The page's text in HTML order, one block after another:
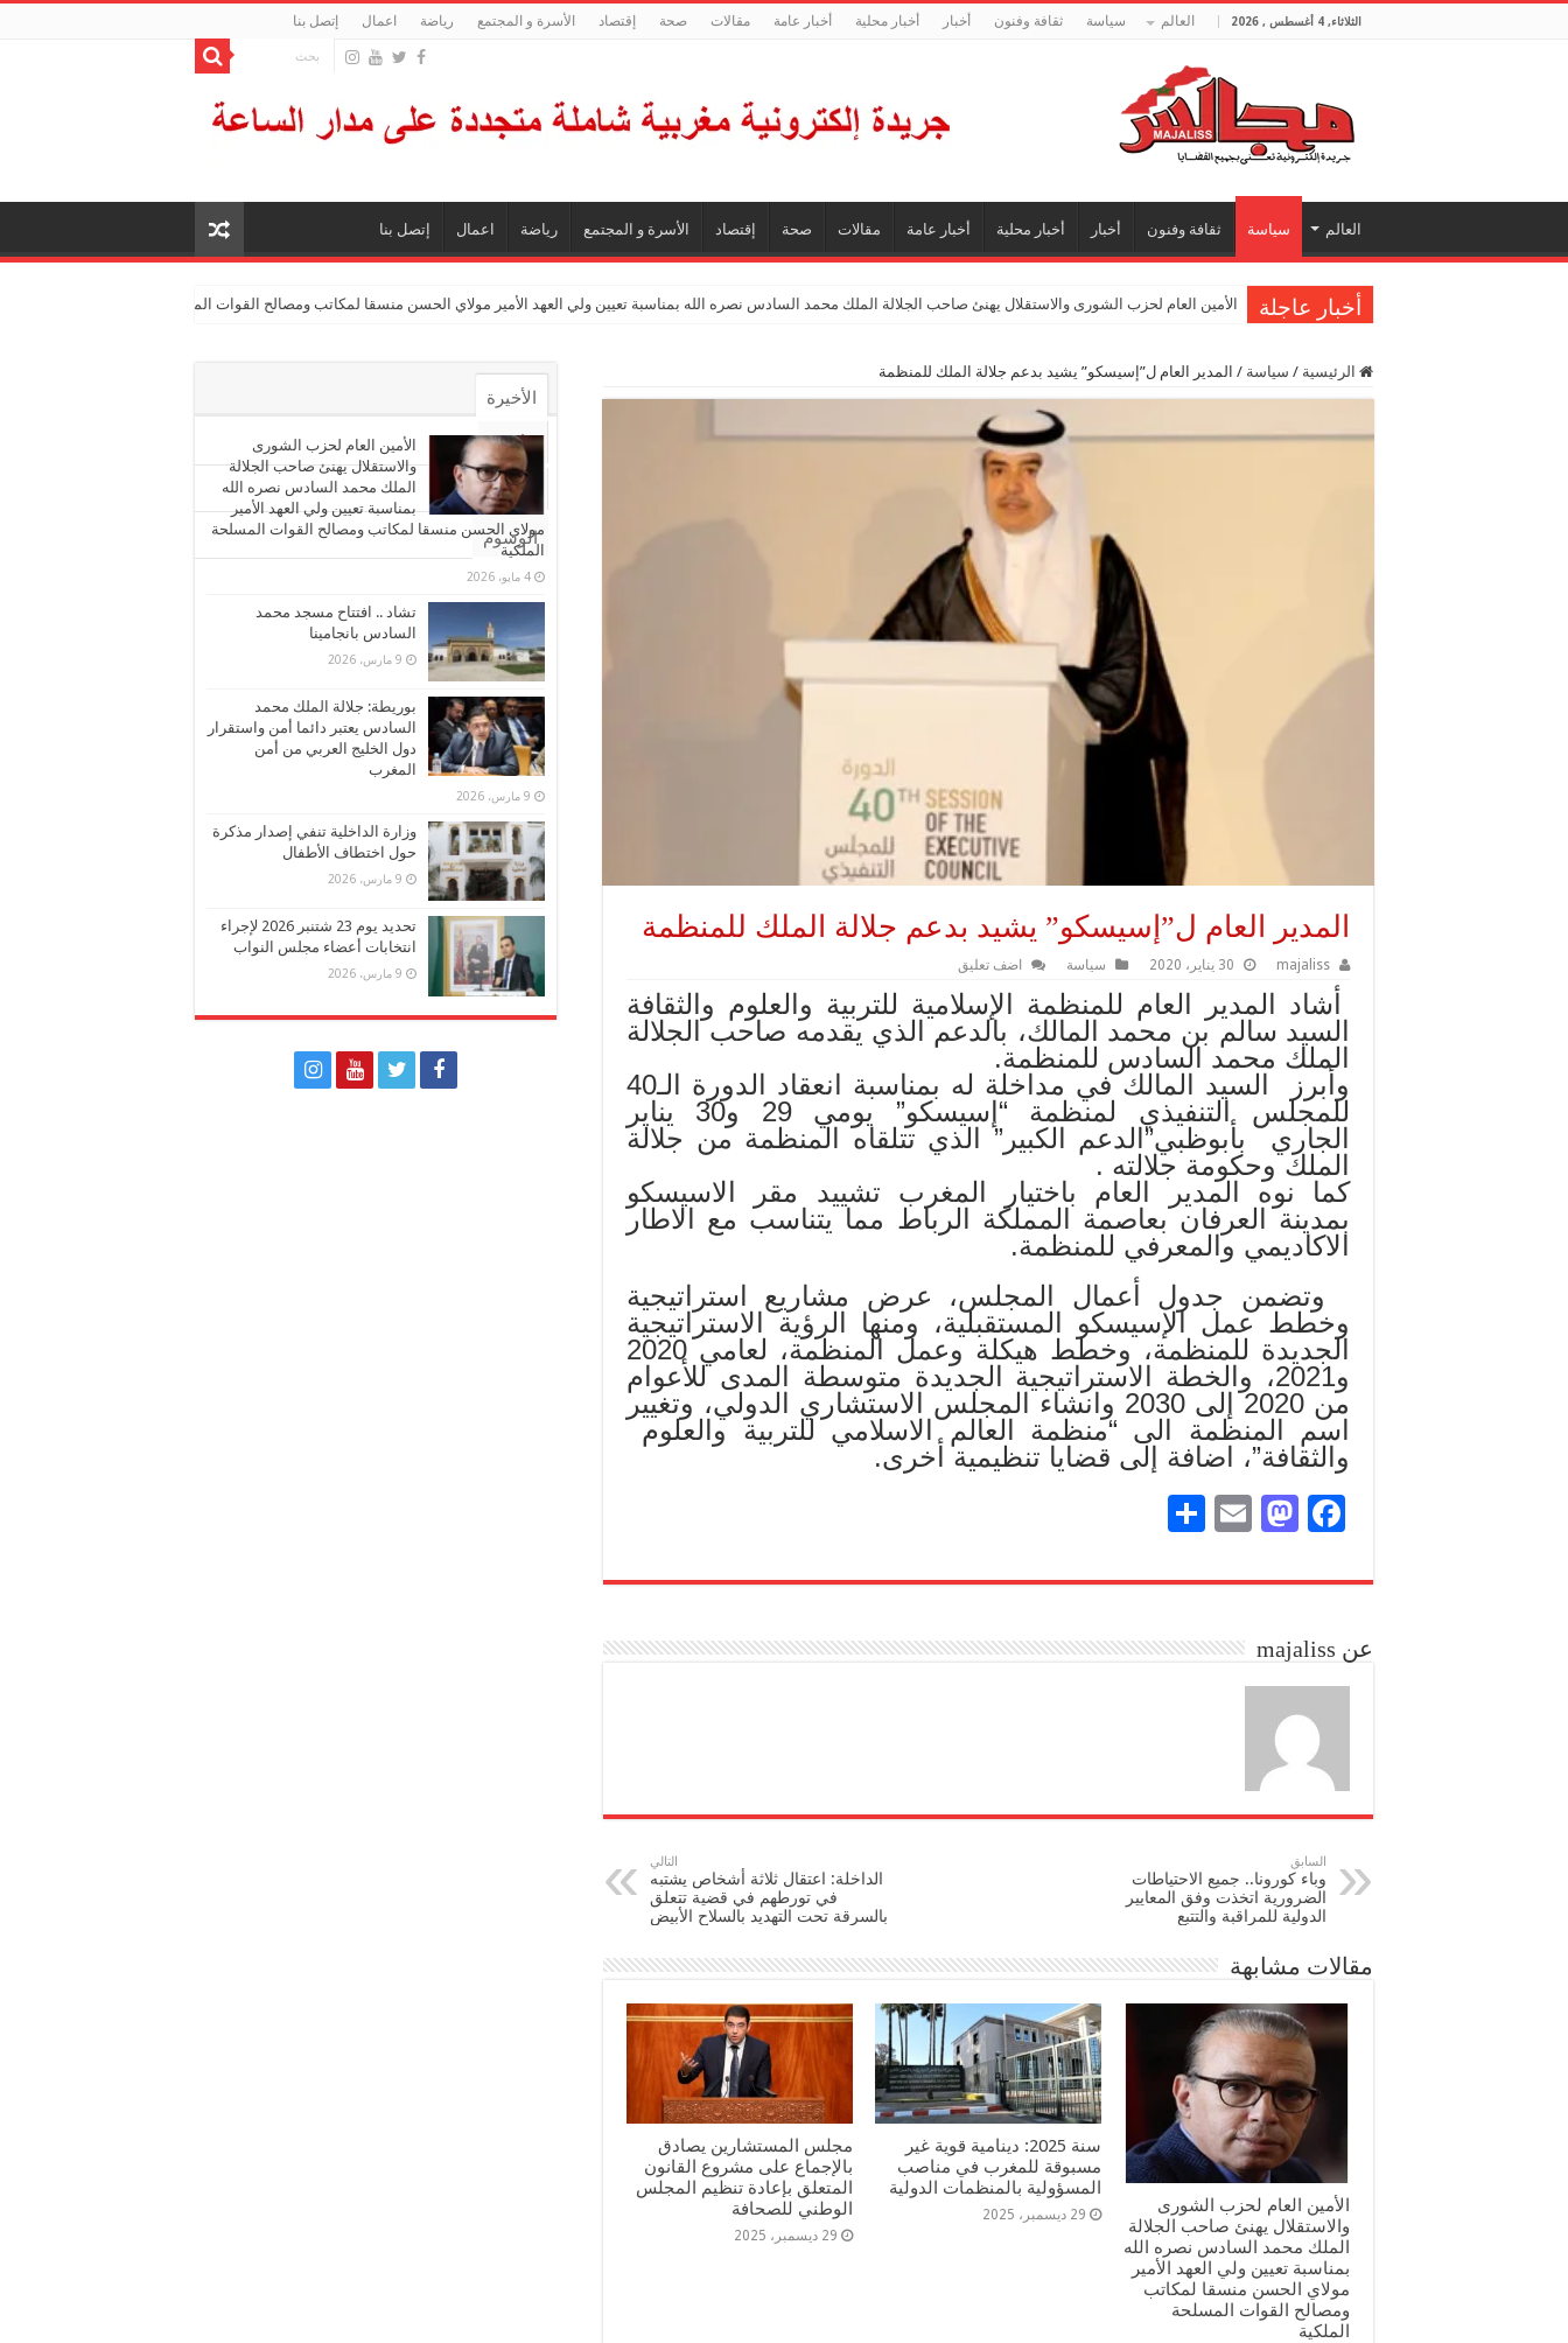
الثلاثاء, 4 أغسطس , 2026 العالم سياسة ثقافة وفنون أخبار أخبار محلية أخبار عامة مقالات صحة إقتصاد الأسرة و المجتمع رياضة اعمال إتصل بنا
العالم سياسة ثقافة وفنون أخبار أخبار محلية أخبار عامة مقالات صحة إقتصاد الأسرة و المجتمع رياضة اعمال إتصل بنا
أخبار عاجلة الأمين العام لحزب الشورى والاستقلال يهنئ صاحب الجلالة الملك محمد السادس نصره الله بمناسبة تعيين ولي العهد الأمير مولاي الحسن منسقا لمكاتب ومصالح القوات المسلحة الملكية
الرئيسية / سياسة / المدير العام ل”إسيسكو” يشيد بدعم جلالة الملك للمنظمة
المدير العام ل”إسيسكو” يشيد بدعم جلالة الملك للمنظمة
majaliss 30 يناير، 2020 سياسة اضف تعليق
أشاد المدير العام للمنظمة الإسلامية للتربية والعلوم والثقافة
السيد سالم بن محمد المالك، بالدعم الذي يقدمه صاحب الجلالة
الملك محمد السادس للمنظمة.
وأبرز السيد المالك في مداخلة له بمناسبة انعقاد الدورة الـ40
للمجلس التنفيذي لمنظمة “إسيسكو” يومي 29 و30 يناير
الجاري بأبوظبي”الدعم الكبير” الذي تتلقاه المنظمة من جلالة
الملك وحكومة جلالته .
كما نوه المدير العام باختيار المغرب تشييد مقر الاسيسكو
بمدينة العرفان بعاصمة المملكة الرباط مما يتناسب مع الاطار
الاكاديمي والمعرفي للمنظمة.
وتضمن جدول أعمال المجلس، عرض مشاريع استراتيجية
وخطط عمل الإسيسكو المستقبلية، ومنها الرؤية الاستراتيجية
الجديدة للمنظمة، وخطط هيكلة وعمل المنظمة، لعامي 2020
و2021، والخطة الاستراتيجية الجديدة متوسطة المدى للأعوام
من 2020 إلى 2030 وانشاء المجلس الاستشاري الدولي، وتغيير
اسم المنظمة الى “منظمة العالم الاسلامي للتربية والعلوم
والثقافة”، اضافة إلى قضايا تنظيمية أخرى.
Fa
bo
M
to
n
E
ail
re
عن majaliss
السابق
وباء كورونا.. جميع الاحتياطات
الضرورية اتخذت وفق المعايير
الدولية للمراقبة والتتبع
التالي
الداخلة: اعتقال ثلاثة أشخاص يشتبه
في تورطهم في قضية تتعلق
بالسرقة تحت التهديد بالسلاح الأبيض
مقالات مشابهة
الأمين العام لحزب الشورى
والاستقلال يهنئ صاحب الجلالة
الملك محمد السادس نصره الله
بمناسبة تعيين ولي العهد الأمير
مولاي الحسن منسقا لمكاتب
ومصالح القوات المسلحة
الملكية
سنة 2025: دينامية قوية غير
مسبوقة للمغرب في مناصب
المسؤولية بالمنظمات الدولية
29 ديسمبر، 2025
مجلس المستشارين يصادق
بالإجماع على مشروع القانون
المتعلق بإعادة تنظيم المجلس
الوطني للصحافة
29 ديسمبر، 2025
الأخيرة
الأشهر
تعليقات
الوسوم
الأمين العام لحزب الشورى
والاستقلال يهنئ صاحب الجلالة
الملك محمد السادس نصره الله
بمناسبة تعيين ولي العهد الأمير
مولاي الحسن منسقا لمكاتب ومصالح القوات المسلحة
الملكية
4 مايو، 2026
تشاد .. افتتاح مسجد محمد
السادس بانجامينا
9 مارس، 2026
بوريطة: جلالة الملك محمد
السادس يعتبر دائما أمن واستقرار
دول الخليج العربي من أمن
المغرب
9 مارس، 2026
وزارة الداخلية تنفي إصدار مذكرة
حول اختطاف الأطفال
9 مارس، 2026
تحديد يوم 23 شتنبر 2026 لإجراء
انتخابات أعضاء مجلس النواب
9 مارس، 2026